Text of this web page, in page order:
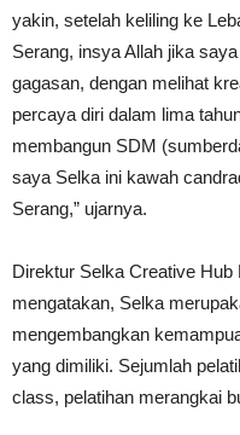
yakin, setelah keliling ke
Serang, insya Allah jika
gagasan, dengan melihat
percaya diri dalam lima
membangun SDM
saya Selka ini kawah
Serang,” ujarnya.
Direktur Selka Creative Hub
mengatakan, Selka
mengembangkan
yang dimiliki. Sejumlah
class, pelatihan merangkai